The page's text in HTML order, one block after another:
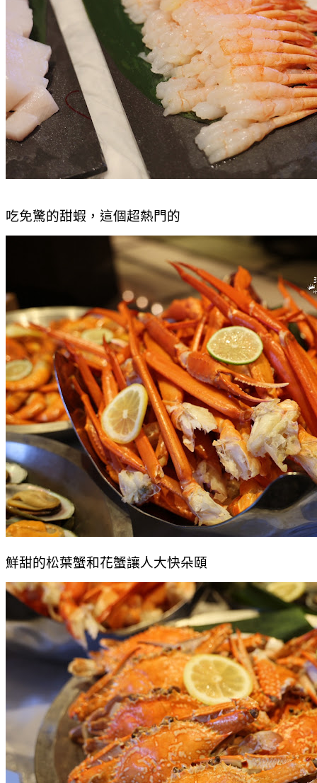
吃免驚的甜蝦，這個超熱門的
鮮甜的松葉蟹和花蟹讓人大快朵頤